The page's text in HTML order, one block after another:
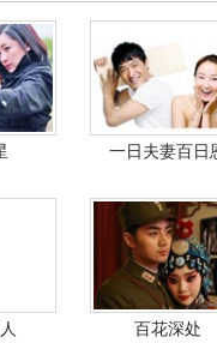
一日夫妻百日
百花深处